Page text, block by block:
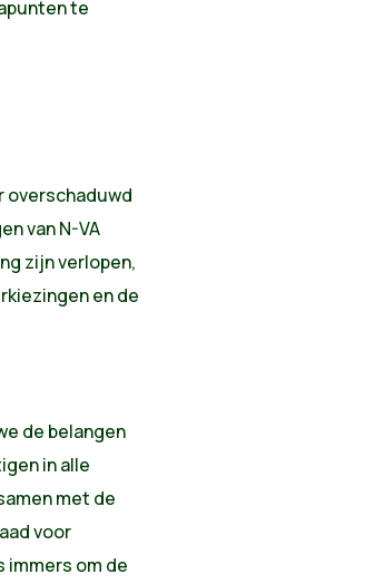
te
overschaduwd
van N-VA
zijn verlopen,
en de
de belangen
in alle
met de
voor
immers om de